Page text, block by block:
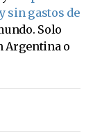
sin gastos de
Solo
Argentina o